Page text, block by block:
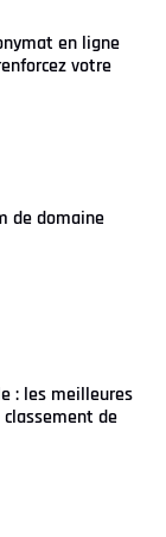
en ligne
votre
de domaine
: les meilleures
de